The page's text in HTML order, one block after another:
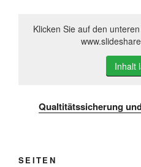
Klicken Sie auf den
Inhalt
Qualtitätssicherung
SEITEN